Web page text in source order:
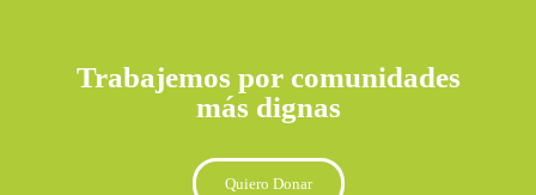
Trabajemos por comunidades
más dignas
Quiero Donar